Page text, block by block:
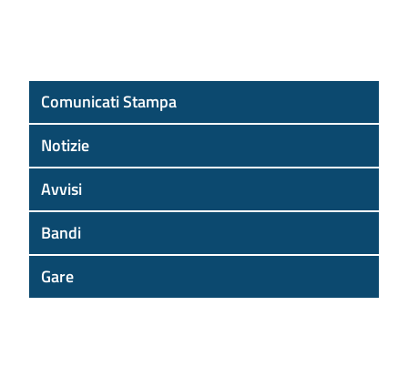
Comunicati Stampa
Notizie
Avvisi
Bandi
Gare